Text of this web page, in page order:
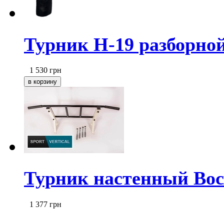
Турник Н-19
1 530 грн
Турник настенный
1 377 грн